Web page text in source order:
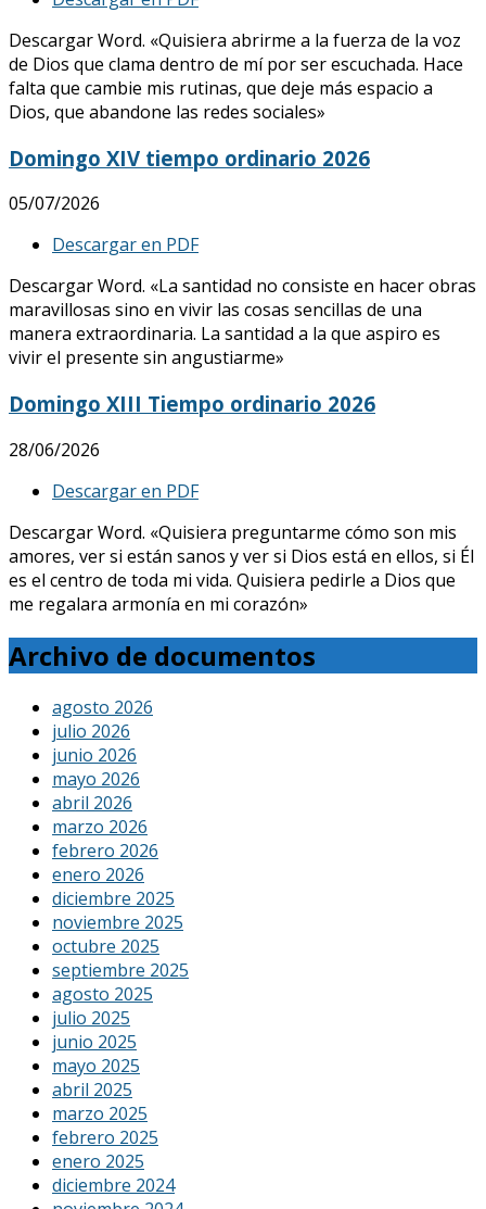
Descargar Word. «Quisiera abrirme a la fuerza de la voz
de Dios que clama dentro de mí por ser escuchada. Hace
falta que cambie mis rutinas, que deje más espacio a
Dios, que abandone las redes sociales»
Domingo XIV tiempo ordinario 2026
05/07/2026
Descargar en PDF
Descargar Word. «La santidad no consiste en hacer obras
maravillosas sino en vivir las cosas sencillas de una
manera extraordinaria. La santidad a la que aspiro es
vivir el presente sin angustiarme»
Domingo XIII Tiempo ordinario 2026
28/06/2026
Descargar en PDF
Descargar Word. «Quisiera preguntarme cómo son mis
amores, ver si están sanos y ver si Dios está en ellos, si Él
es el centro de toda mi vida. Quisiera pedirle a Dios que
me regalara armonía en mi corazón»
Archivo de documentos
agosto 2026
julio 2026
junio 2026
mayo 2026
abril 2026
marzo 2026
febrero 2026
enero 2026
diciembre 2025
noviembre 2025
octubre 2025
septiembre 2025
agosto 2025
julio 2025
junio 2025
mayo 2025
abril 2025
marzo 2025
febrero 2025
enero 2025
diciembre 2024